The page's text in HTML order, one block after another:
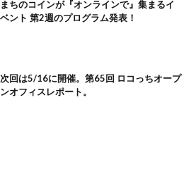
まちのコインが『オンラインで』集まるイ
ベント 第2週のプログラム発表！
次回は5/16に開催。第65回 ロコっちオープ
ンオフィスレポート。